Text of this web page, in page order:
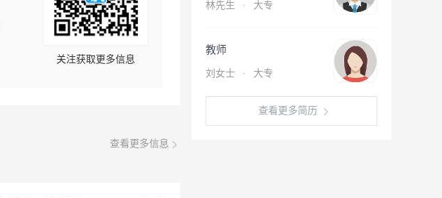
关注获取更多信息
查看更多信息
林先生 · 大专
教师
刘女士 · 大专
查看更多简历